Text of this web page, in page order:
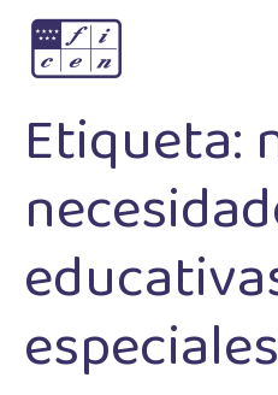
Etiqueta:
especiales